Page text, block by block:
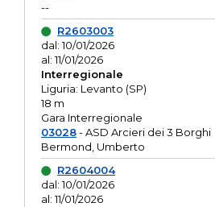
--
R2603003
dal: 10/01/2026
al: 11/01/2026
Interregionale
Liguria: Levanto (SP)
18 m
Gara Interregionale
03028- ASD Arcieri dei 3 Borghi
Bermond, Umberto
R2604004
dal: 10/01/2026
al: 11/01/2026